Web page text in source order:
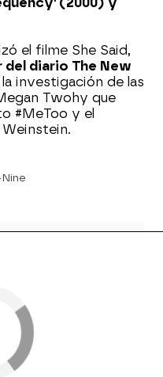
el filme She Said,
diario The New
investigación de las
Twohy que
#MeToo y el